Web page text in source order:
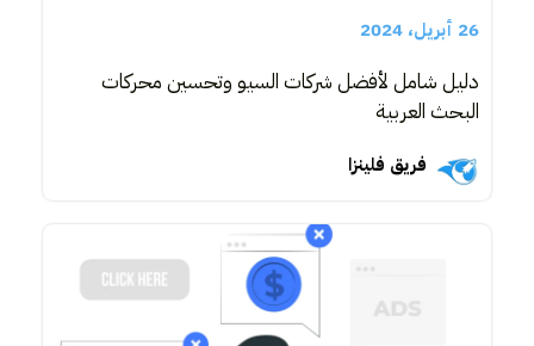
26 أبريل، 2024
دليل شامل لأفضل شركات السيو وتحسين محركات
البحث العربية
فريق فلينزا